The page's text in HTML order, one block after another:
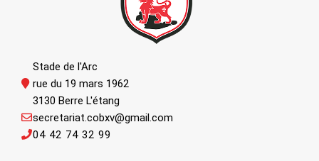
Stade de l'Arc
rue du 19 mars 1962
3130 Berre L'étang
04 42 74 32 99
secretariat.cobxv@gmail.com